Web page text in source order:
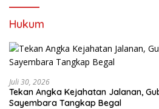
Hukum
Juli 30, 2026
Tekan Angka Kejahatan Jalanan,
Sayembara Tangkap Begal